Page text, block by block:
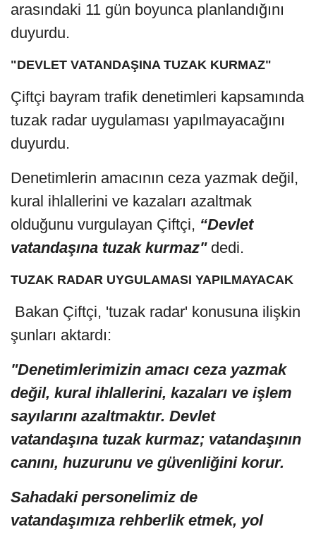
arasındaki 11 gün boyunca planlandığını
duyurdu.
"DEVLET VATANDAŞINA TUZAK KURMAZ"
Çiftçi bayram trafik denetimleri kapsamında
tuzak radar uygulaması yapılmayacağını
duyurdu.
Denetimlerin amacının ceza yazmak değil,
kural ihlallerini ve kazaları azaltmak
olduğunu vurgulayan Çiftçi, “Devlet
vatandaşına tuzak kurmaz"dedi.
TUZAK RADAR UYGULAMASI YAPILMAYACAK
Bakan Çiftçi, 'tuzak radar' konusuna ilişkin
şunları aktardı:
"Denetimlerimizin amacı ceza yazmak
değil, kural ihlallerini, kazaları ve işlem
sayılarını azaltmaktır. Devlet
vatandaşına tuzak kurmaz; vatandaşının
canını, huzurunu ve güvenliğini korur.
Sahadaki personelimiz de
vatandaşımıza rehberlik etmek, yol